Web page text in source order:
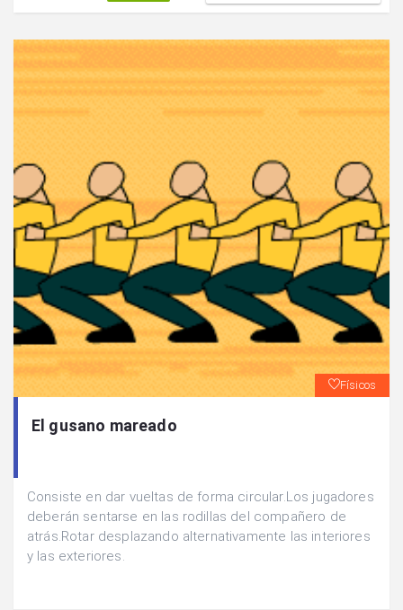
Físicos
El gusano mareado
Consiste en dar vueltas de forma circular.Los jugadores
deberán sentarse en las rodillas del compañero de
atrás.Rotar desplazando alternativamente las interiores
y las exteriores.